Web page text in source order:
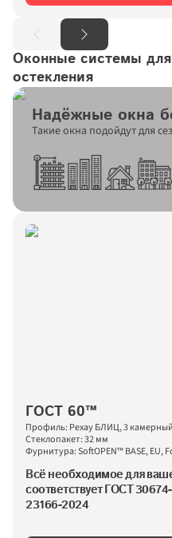
Оконные системы
остекления
Надёжные окна
Такие окна подойдут для
ГОСТ 60™
Профиль: Рехау БЛИЦ, 3 камерный
Стеклопакет: 32 мм
Фурнитура: SoftOPEN™ BASE, EU,
Всё необходимое для
соответствует ГОСТ
23166-2024